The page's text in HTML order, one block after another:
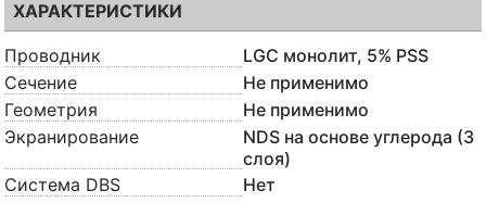
ХАРАКТЕРИСТИКИ
Проводник
LGC монолит, 5% PSS
Сечение
Не применимо
Геометрия
Не применимо
Экранирование
NDS на основе углерода (3
слоя)
Система DBS
Нет